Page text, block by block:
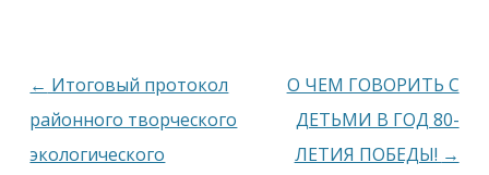
Навигация
по
записям
← Итоговый протокол
районного творческого
экологического
О ЧЕМ ГОВОРИТЬ С
ДЕТЬМИ В ГОД 80-
ЛЕТИЯ ПОБЕДЫ! →